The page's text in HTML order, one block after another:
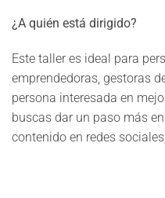
¿A quién está dirigido?
Este taller es ideal para
emprendedoras, gestoras
persona interesada en
buscas dar un paso más
contenido en redes